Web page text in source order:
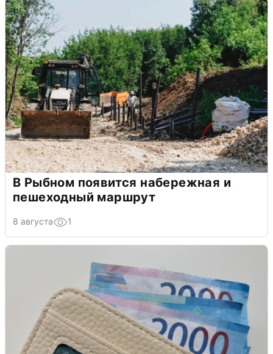
В Рыбном появится набережная и
пешеходный маршрут
8 августа 1